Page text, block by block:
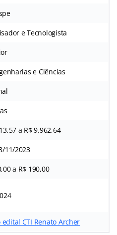
e Tecnologista
e Ciências
a R$ 9.962,64
11/2023
a R$ 190,00
CTI Renato Archer